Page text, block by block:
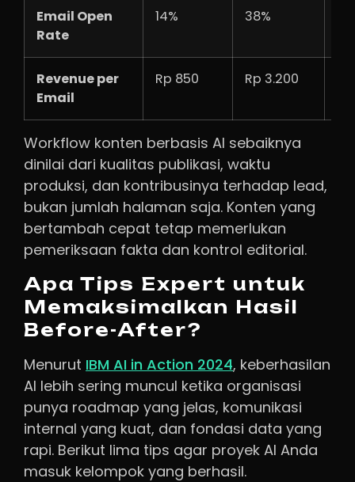
Email Open
Rate
14% 38%
Revenue per
Email
Rp 850 Rp 3.200
Workflow konten berbasis AI sebaiknya
dinilai dari kualitas publikasi, waktu
produksi, dan kontribusinya terhadap lead,
bukan jumlah halaman saja. Konten yang
bertambah cepat tetap memerlukan
pemeriksaan fakta dan kontrol editorial.
Apa Tips Expert untuk
Memaksimalkan Hasil
Before-After?
Menurut IBM AI in Action 2024, keberhasilan
AI lebih sering muncul ketika organisasi
punya roadmap yang jelas, komunikasi
internal yang kuat, dan fondasi data yang
rapi. Berikut lima tips agar proyek AI Anda
masuk kelompok yang berhasil.